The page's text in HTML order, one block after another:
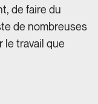
de faire du
de nombreuses
le travail que